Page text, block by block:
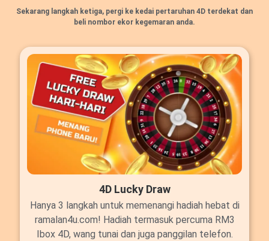
Sekarang langkah ketiga, pergi ke kedai pertaruhan 4D terdekat dan
beli nombor ekor kegemaran anda.
4D Lucky Draw
Hanya 3 langkah untuk memenangi hadiah hebat di
ramalan4u.com! Hadiah termasuk percuma RM3
Ibox 4D, wang tunai dan juga panggilan telefon.